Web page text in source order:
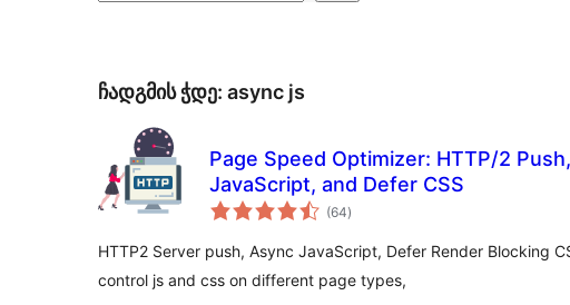
ჩადგმის ჭდე: async js
Page Speed Optimizer: HTTP/2
JavaScript, and Defer CSS
(64საერთო
რეიტინგი
)
HTTP2 Server push, Async JavaScript, Defer Render Blocking
control js and css on different page types,